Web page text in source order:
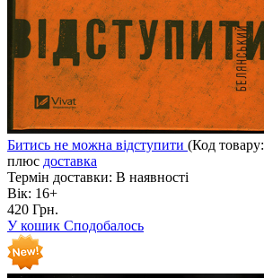
Битись не можна відступити (Код товару:
плюс доставка
Термін доставки: В наявності
Вік: 16+
420 Грн.
У кошик Сподобалось